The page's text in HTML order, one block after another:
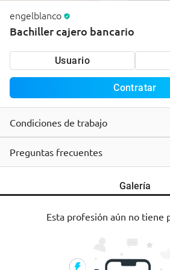
engelblanco
Bachiller cajero bancario
Usuario
Contratar
Condiciones de trabajo
Preguntas frecuentes
Galería
Esta profesión aún no tiene